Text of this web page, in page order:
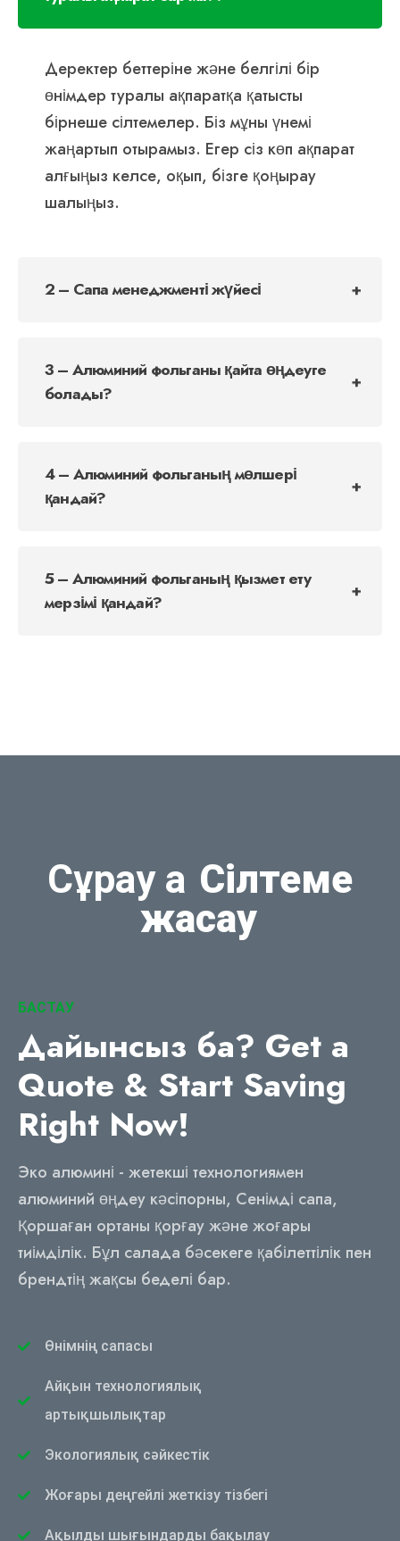
Деректер беттеріне және белгілі бір
өнімдер туралы ақпаратқа қатысты
бірнеше сілтемелер. Біз мұны үнемі
жаңартып отырамыз. Егер сіз көп ақпарат
алғыңыз келсе, оқып, бізге қоңырау
шалыңыз.
2 – Сапа менеджменті жүйесі
3 – Алюминий фольганы қайта өңдеуге
болады?
4 – Алюминий фольганың мөлшері
қандай?
5 – Алюминий фольганың қызмет ету
мерзімі қандай?
Сұрау a Сілтеме
жасау
БАСТАУ
Дайынсыз ба? Get a
Quote & Start Saving
Right Now!
Эко алюмині - жетекші технологиямен
алюминий өңдеу кәсіпорны, Сенімді сапа,
Қоршаған ортаны қорғау және жоғары
тиімділік. Бұл салада бәсекеге қабілеттілік пен
брендтің жақсы беделі бар.
Өнімнің сапасы
Айқын технологиялық
артықшылықтар
Экологиялық сәйкестік
Жоғары деңгейлі жеткізу тізбегі
Ақылды шығындарды бақылау